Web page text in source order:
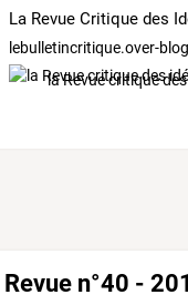
La Revue Critique des
lebulletincritique.over-
la Revue critique
Revue n°40 -